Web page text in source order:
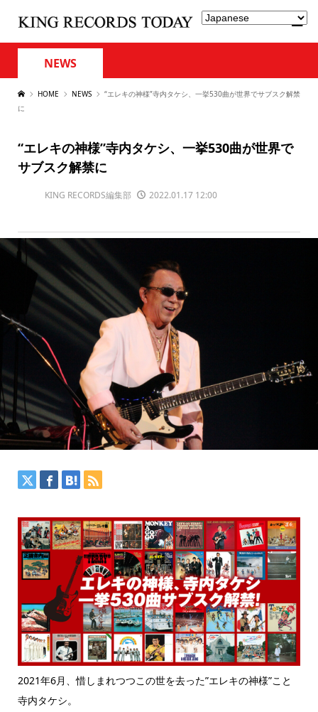
NEWS
HOME NEWS
“エレキの神様”寺内タケシ、一挙530曲が世界でサブスク解禁
に
“エレキの神様”寺内タケシ、一挙530曲が世界で
サブスク解禁に
KING RECORDS編集部 2022.01.17 12:00
2021年6月、惜しまれつつこの世を去った”エレキの神様”こと
寺内タケシ。